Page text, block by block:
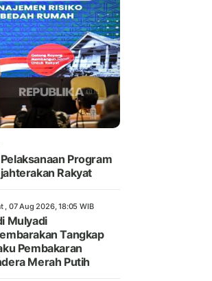
Program
Rakyat
, 07 Aug 2026, 18:05 WIB
Mulyadi
Tangkap
Pembakaran
Merah Putih